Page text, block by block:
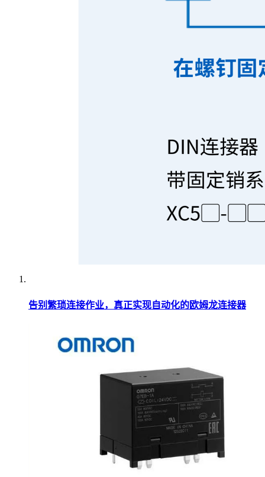
告别繁琐连接作业，真正实现自动化的欧姆龙连接器